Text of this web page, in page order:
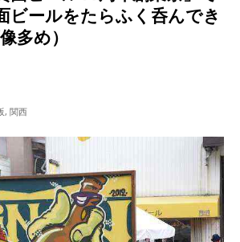
ビールをたらふく呑んでき
多め）
, 関西